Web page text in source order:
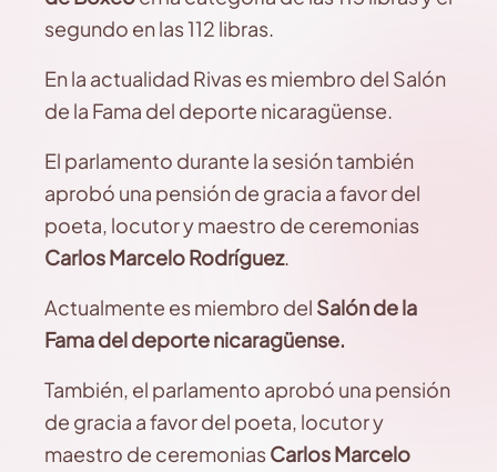
segundo en las 112 libras.
En la actualidad Rivas es miembro del Salón
de la Fama del deporte nicaragüense.
El parlamento durante la sesión también
aprobó una pensión de gracia a favor del
poeta, locutor y maestro de ceremonias
Carlos Marcelo Rodríguez.
Actualmente es miembro del Salón de la
Fama del deporte nicaragüense.
También, el parlamento aprobó una pensión
de gracia a favor del poeta, locutor y
maestro de ceremoniasCarlos Marcelo